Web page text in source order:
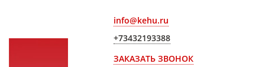
info@kehu.ru
+73432193388
ЗАКАЗАТЬ ЗВОНОК